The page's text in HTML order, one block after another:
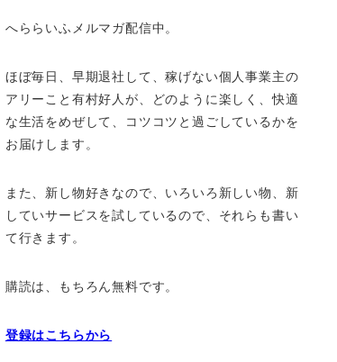
へららいふメルマガ配信中。
ほぼ毎日、早期退社して、稼げない個人事業主の
アリーこと有村好人が、どのように楽しく、快適
な生活をめぜして、 コツコツと過ごしているかを
お届けします。
また、新し物好きなので、いろいろ新しい物、 新
していサービスを試しているので、それらも書い
て行きます。
購読は、もちろん無料です。
登録はこちらから